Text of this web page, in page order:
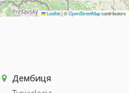
Leaflet|©OpenStreetMapcontributors
Дембиця